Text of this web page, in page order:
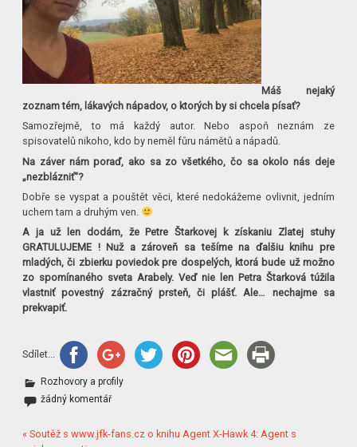
Máš nejaký
zoznam tém, lákavých nápadov, o ktorých by si chcela písať?
Samozřejmě, to má každý autor. Nebo aspoň neznám ze
spisovatelů nikoho, kdo by neměl fůru námětů a nápadů.
Na záver nám poraď, ako sa zo všetkého, čo sa okolo nás deje
„nezblázniť“?
Dobře se vyspat a pouštět věci, které nedokážeme ovlivnit, jedním
uchem tam a druhým ven.
A ja už len dodám, že Petre Štarkovej k získaniu Zlatej stuhy
GRATULUJEME ! Nuž a zároveň sa tešíme na ďalšiu knihu pre
mladých, či zbierku poviedok pre dospelých, ktorá bude už možno
zo spomínaného sveta Arabely. Veď nie len Petra Štarková túžila
vlastniť povestný zázračný prsteň, či plášť. Ale… nechajme sa
prekvapiť.
Sdílet...
Rozhovory a profily
žádný komentář
« Soutěž s www.jfk-fans.cz o knihu Agent X-Hawk 4: Agent s